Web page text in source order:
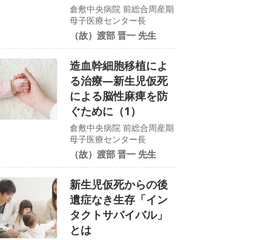
倉敷中央病院 前総合周産期
母子医療センター長
（故）渡部 晋一 先生
造血幹細胞移植によ
る治療―新生児仮死
による脳性麻痺を防
ぐために（1）
倉敷中央病院 前総合周産期
母子医療センター長
（故）渡部 晋一 先生
新生児仮死からの後
遺症なき生存「イン
タクトサバイバル」
とは